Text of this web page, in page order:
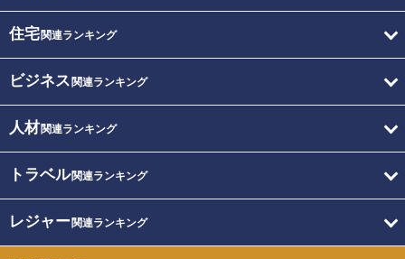
住宅関連ランキング
ビジネス 関連ランキング
人材関連ランキング
トラベル関連ランキング
レジャー関連ランキング